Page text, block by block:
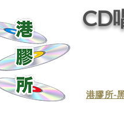
CD
港膠所-